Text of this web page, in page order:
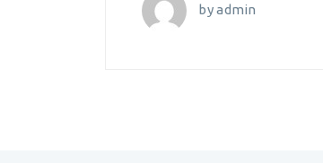
byadmin